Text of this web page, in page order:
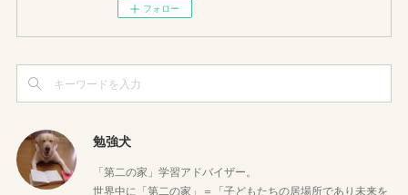
フォロー
勉強犬
「第二の家」学習アドバイザー。
世界中に「第二の家」＝「子どもたちの居場所であり未来を